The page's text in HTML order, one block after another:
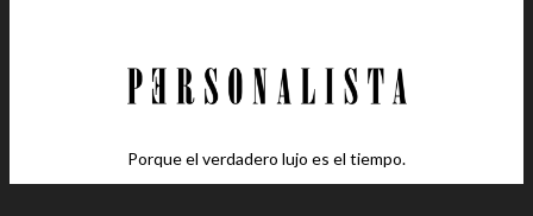
Porque el verdadero lujo es el tiempo.